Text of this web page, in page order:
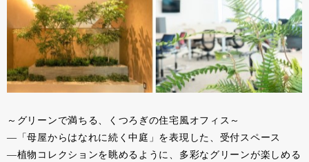
～グリーンで満ちる、くつろぎの住宅風オフィス～
―「母屋からはなれに続く中庭」を表現した、受付スペース
―植物コレクションを眺めるように、多彩なグリーンが楽しめる